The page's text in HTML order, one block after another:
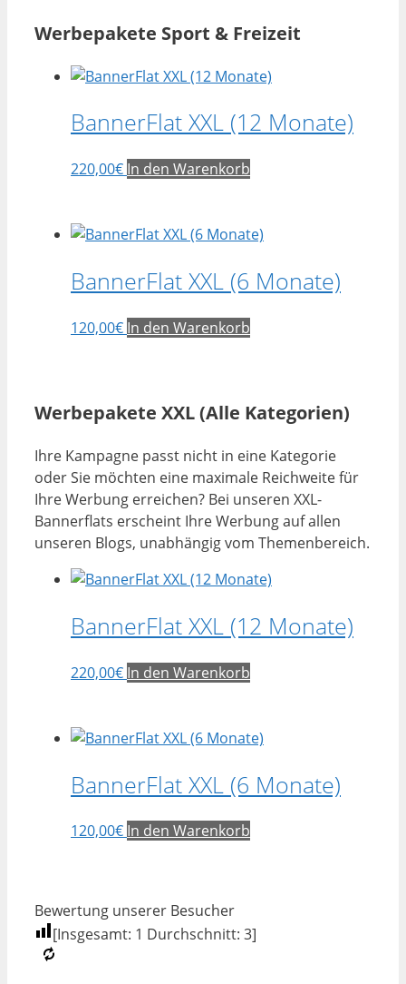
Werbepakete Sport & Freizeit
BannerFlat XXL (12 Monate)
220,00€ In den Warenkorb
BannerFlat XXL (6 Monate)
120,00€ In den Warenkorb
Werbepakete XXL (Alle Kategorien)
Ihre Kampagne passt nicht in eine Kategorie
oder Sie möchten eine maximale Reichweite für
Ihre Werbung erreichen? Bei unseren XXL-
Bannerflats erscheint Ihre Werbung auf allen
unseren Blogs, unabhängig vom Themenbereich.
BannerFlat XXL (12 Monate)
220,00€ In den Warenkorb
BannerFlat XXL (6 Monate)
120,00€ In den Warenkorb
Bewertung unserer Besucher
[Insgesamt: 1 Durchschnitt: 3]